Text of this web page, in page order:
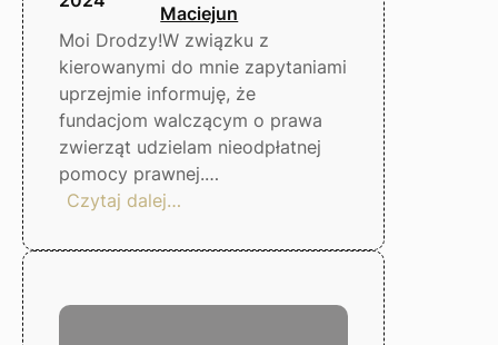
Maciejun
Moi Drodzy!W związku z
kierowanymi do mnie zapytaniami
uprzejmie informuję, że
fundacjom walczącym o prawa
zwierząt udzielam nieodpłatnej
pomocy prawnej.…
Czytaj dalej…
bono
fundacji